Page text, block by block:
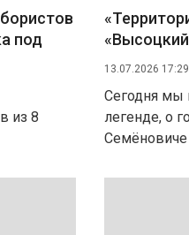
под
из 8
13.07.2026 17:29
Сегодня мы
легенде, о